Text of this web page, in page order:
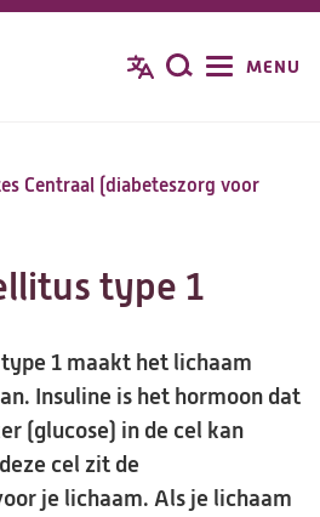
Zoeken
MENU
Centraal (diabeteszorg voor
type 1
1 maakt het lichaam
Insuline is het hormoon dat
(glucose) in de cel kan
cel zit de
je lichaam. Als je lichaam